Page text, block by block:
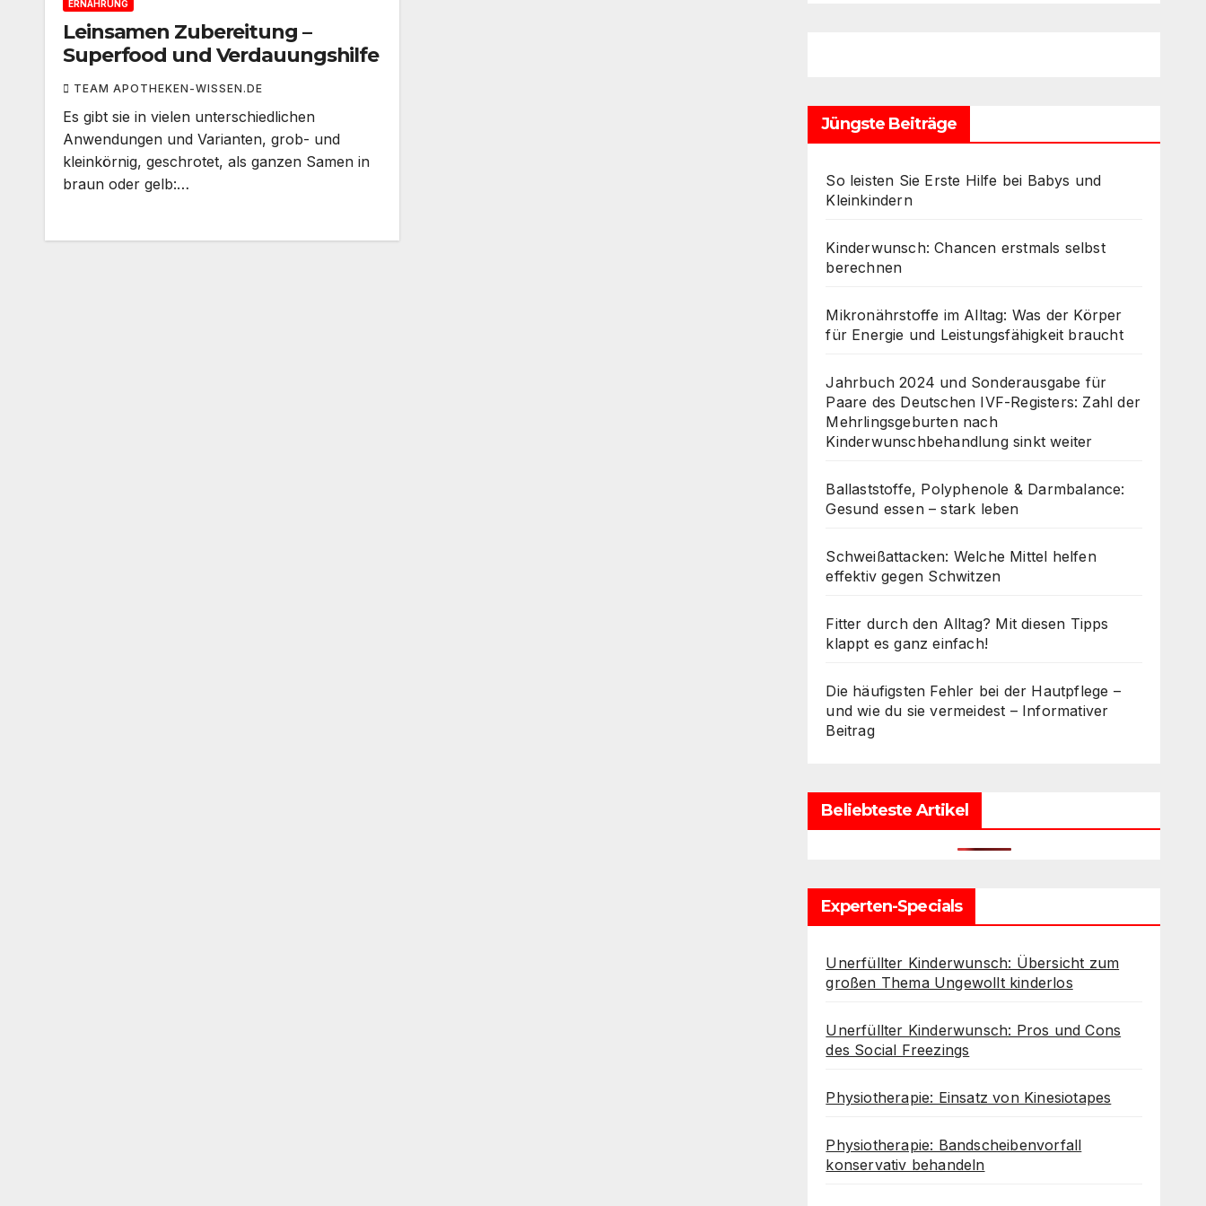
ERNÄHRUNG
Leinsamen Zubereitung –
Superfood und Verdauungshilfe
TEAM APOTHEKEN-WISSEN.DE
Es gibt sie in vielen unterschiedlichen
Anwendungen und Varianten, grob- und
kleinkörnig, geschrotet, als ganzen Samen in
braun oder gelb:…
Jüngste Beiträge
So leisten Sie Erste Hilfe bei Babys und
Kleinkindern
Kinderwunsch: Chancen erstmals selbst
berechnen
Mikronährstoffe im Alltag: Was der Körper
für Energie und Leistungsfähigkeit braucht
Jahrbuch 2024 und Sonderausgabe für
Paare des Deutschen IVF-Registers: Zahl der
Mehrlingsgeburten nach
Kinderwunschbehandlung sinkt weiter
Ballaststoffe, Polyphenole & Darmbalance:
Gesund essen – stark leben
Schweißattacken: Welche Mittel helfen
effektiv gegen Schwitzen
Fitter durch den Alltag? Mit diesen Tipps
klappt es ganz einfach!
Die häufigsten Fehler bei der Hautpflege –
und wie du sie vermeidest – Informativer
Beitrag
Beliebteste Artikel
Experten-Specials
Unerfüllter Kinderwunsch: Übersicht zum
großen Thema Ungewollt kinderlos
Unerfüllter Kinderwunsch: Pros und Cons
des Social Freezings
Physiotherapie: Einsatz von Kinesiotapes
Physiotherapie: Bandscheibenvorfall
konservativ behandeln